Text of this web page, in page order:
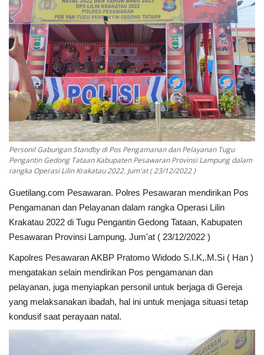
Keamanan
Kejahatan
Cybers Event
UMKM & Ekonomi Kreatif
Pekerja Migran Indonesia
Ekonomi
Pendidikan
Informasi Journalism
Olahraga
Kesehatan
Layanan Publik
Personil Gabungan Standby di Pos Pengamanan dan Pelayanan Tugu
Pengantin Gedong Tataan Kabupaten Pesawaran Provinsi Lampung dalam
rangka Operasi Lilin Krakatau 2022. Jum'at ( 23/12/2022 )
Guetilang.com Pesawaran. Polres Pesawaran mendirikan Pos
Pengamanan dan Pelayanan dalam rangka Operasi Lilin
Krakatau 2022 di Tugu Pengantin Gedong Tataan, Kabupaten
Pesawaran Provinsi Lampung. Jum'at ( 23/12/2022 )
Kapolres Pesawaran AKBP Pratomo Widodo S.I.K,.M.Si ( Han )
mengatakan selain mendirikan Pos pengamanan dan
pelayanan, juga menyiapkan personil untuk berjaga di Gereja
yang melaksanakan ibadah, hal ini untuk menjaga situasi tetap
kondusif saat perayaan natal.